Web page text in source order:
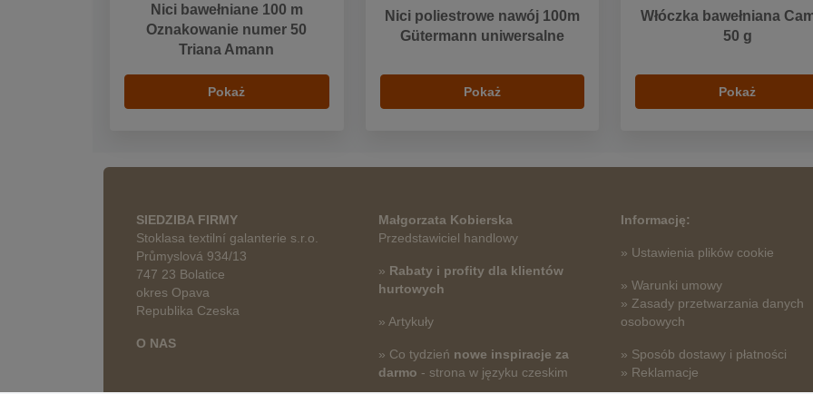
Nici bawełniane 100 m
Oznakowanie numer 50
Triana Amann
Pokaż
Nici poliestrowe nawój 100m
Gütermann uniwersalne
Pokaż
Włóczka bawełniana
50 g
Pokaż
SIEDZIBA FIRMY
Stoklasa textilní galanterie s.r.o.
Průmyslová 934/13
747 23 Bolatice
okres Opava
Republika Czeska
O NAS
Małgorzata Kobierska
Przedstawiciel handlowy
» Rabaty i profity dla klientów
hurtowych
» Artykuły
» Co tydzień nowe inspiracje za
darmo - strona w języku czeskim
Informację:
» Ustawienia plików cookie
» Warunki umowy
» Zasady przetwarzania danych
osobowych
» Sposób dostawy i płatności
» Reklamacje